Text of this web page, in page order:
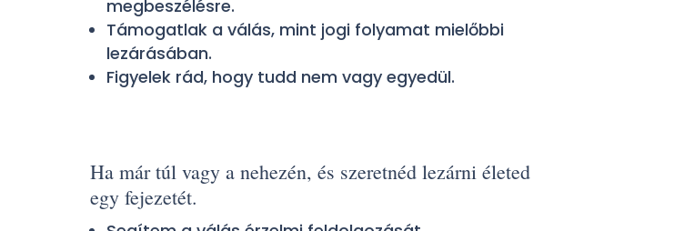
megbeszélésre.
Támogatlak a válás, mint jogi folyamat mielőbbi
lezárásában.
Figyelek rád, hogy tudd nem vagy egyedül.
Ha már túl vagy a nehezén, és szeretnéd lezárni életed
egy fejezetét.